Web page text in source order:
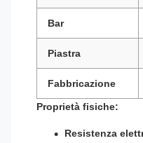
Bar
Piastra
Fabbricazione
Proprietà fisiche:
Resistenza